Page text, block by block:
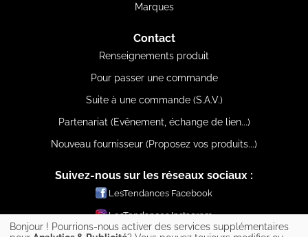
Marques
Contact
Renseignements produit
Pour passer une commande
Suite à une commande (S.A.V.)
Partenariat (Evênement, échange de lien...)
Nouveau fournisseur (Proposez vos produits...)
Suivez-nous sur les réseaux sociaux :
LesTendances Facebook
LesTendances Instagram
Bonjour ! Pourrions-nous activer des services supplémentaires